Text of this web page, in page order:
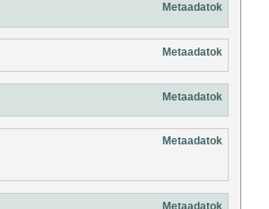
Metaadatok
Metaadatok
Metaadatok
Metaadatok
Metaadatok